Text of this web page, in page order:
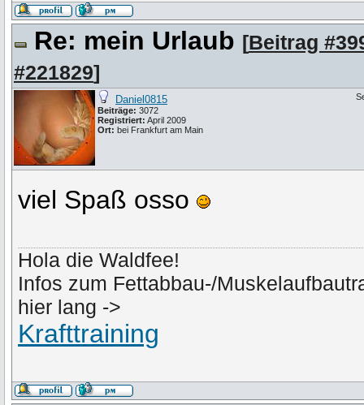
Re: mein Urlaub [Beitrag
#221829]
Daniel0815
Beiträge: 3072
Registriert: April 2009
Ort: bei Frankfurt am Main
viel Spaß osso
Hola die Waldfee!
Infos zum Fettabbau-/
hier lang ->
Krafttraining